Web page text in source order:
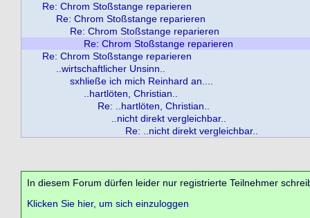
Re: Chrom Stoßstange reparieren
Re: Chrom Stoßstange reparieren
Re: Chrom Stoßstange reparieren
Re: Chrom Stoßstange reparieren
Re: Chrom Stoßstange reparieren
..wirtschaftlicher Unsinn..
sxhließe ich mich Reinhard an....
..hartlöten, Christian..
Re: ..hartlöten, Christian..
..nicht direkt vergleichbar..
Re: ..nicht direkt vergleichbar..
In diesem Forum dürfen leider nur registrierte Teilnehmer
Klicken Sie hier, um sich einzuloggen